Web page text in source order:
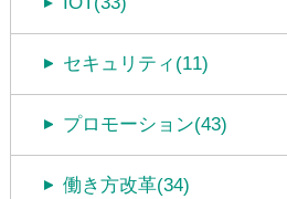
セキュリティ(11)
プロモーション(43)
働き方改革(34)